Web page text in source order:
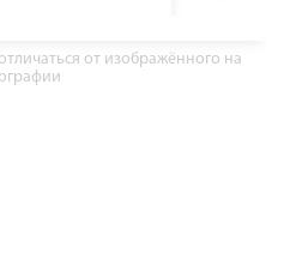
от изображённого на